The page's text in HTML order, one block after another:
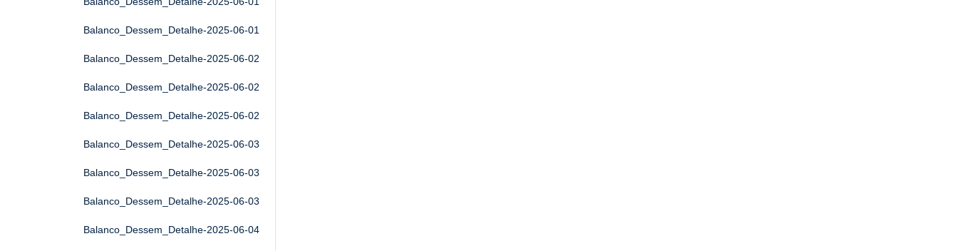
Balanco_Dessem_Detalhe-2025-06-01
Balanco_Dessem_Detalhe-2025-06-02
Balanco_Dessem_Detalhe-2025-06-02
Balanco_Dessem_Detalhe-2025-06-02
Balanco_Dessem_Detalhe-2025-06-03
Balanco_Dessem_Detalhe-2025-06-03
Balanco_Dessem_Detalhe-2025-06-03
Balanco_Dessem_Detalhe-2025-06-04